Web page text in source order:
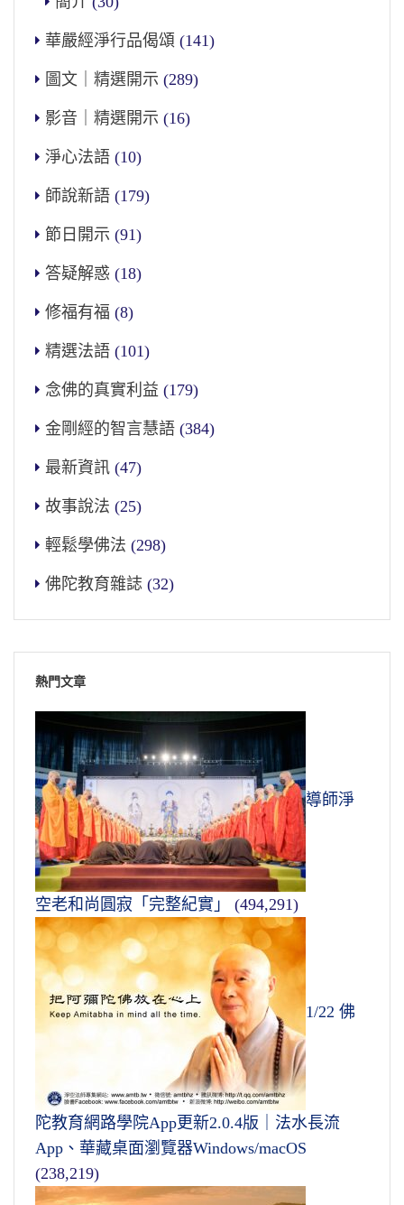
華嚴經淨行品偈頌 (141)
圖文｜精選開示 (289)
影音｜精選開示 (16)
淨心法語 (10)
師說新語 (179)
節日開示 (91)
答疑解惑 (18)
修福有福 (8)
精選法語 (101)
念佛的真實利益 (179)
金剛經的智言慧語 (384)
最新資訊 (47)
故事說法 (25)
輕鬆學佛法 (298)
佛陀教育雜誌 (32)
熱門文章
導師淨
空老和尚圓寂「完整紀實」 (494,291)
1/22 佛
陀教育網路學院App更新2.0.4版｜法水長流
App、華藏桌面瀏覽器Windows/macOS
(238,219)